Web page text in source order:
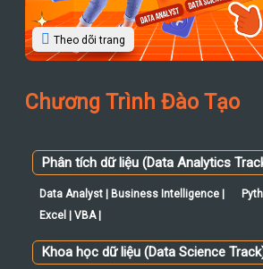
Theo dõi trang
Chương Trình Đào Tạo
Phân tích dữ liệu (Data Analytics
Data Analyst | Business Intelligence |
Excel | VBA |
Khoa học dữ liệu (Data Science